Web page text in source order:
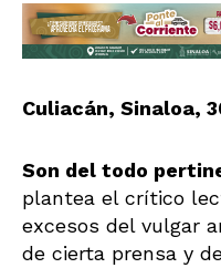
Culiacán, Sinaloa,
Son del todo
plantea el crítico
excesos del vulgar
de cierta prensa y